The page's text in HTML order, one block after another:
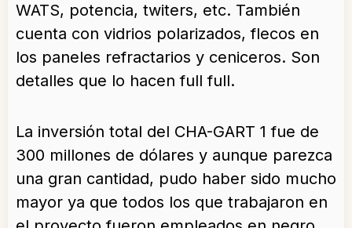
WATS, potencia, twiters, etc. También
cuenta con vidrios polarizados, flecos en
los paneles refractarios y ceniceros. Son
detalles que lo hacen full full.
La inversión total del CHA-GART 1 fue de
300 millones de dólares y aunque parezca
una gran cantidad, pudo haber sido mucho
mayor ya que todos los que trabajaron en